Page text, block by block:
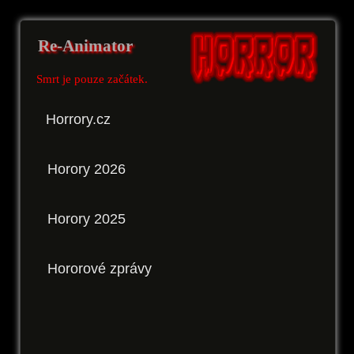
Re-Animator
Smrt je pouze začátek.
Horrory.cz
Horory 2026
Horory 2025
Hororové zprávy